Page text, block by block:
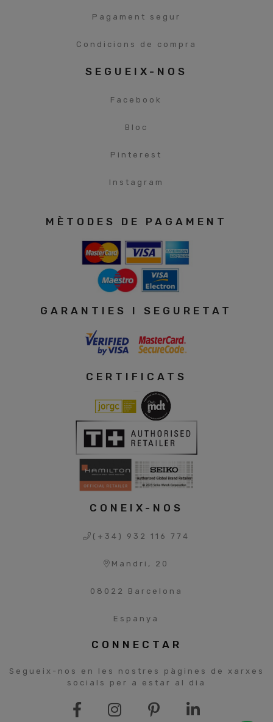
Pagament segur
Condicions de compra
SEGUEIX-NOS
Facebook
Bloc
Pinterest
Instagram
MÈTODES DE PAGAMENT
GARANTIES I SEGURETAT
CERTIFICATS
CONEIX-NOS
(+34) 932 116 774
Mandri, 20
08022 Barcelona
Espanya
CONNECTAR
Segueix-nos en les nostres pàgines de xarxes
socials per a estar al dia